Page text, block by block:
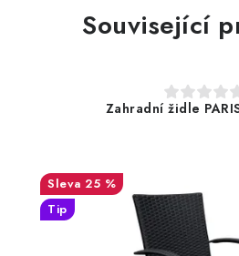
Související
Zahradní židle
25 %
Tip